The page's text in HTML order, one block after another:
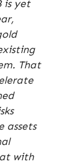
is yet
That
assets
with